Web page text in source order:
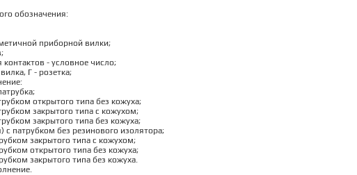
обозначения:
приборной вилки;
контактов - условное число;
Г - розетка;
открытого типа без кожуха;
закрытого типа с кожухом;
закрытого типа без кожуха;
с патрубком без резинового изолятора;
закрытого типа с кожухом;
открытого типа без кожуха;
закрытого типа без кожуха.